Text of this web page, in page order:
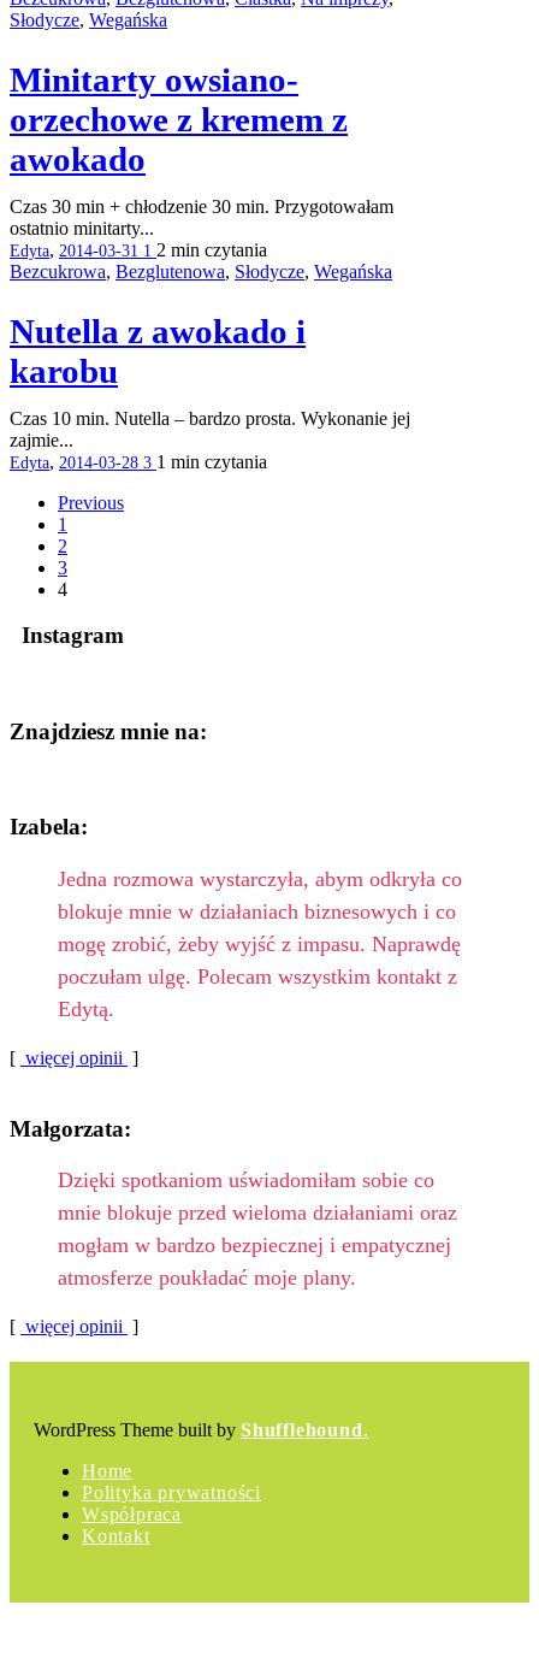
Słodycze, Wegańska
Minitarty owsiano-
orzechowe z kremem z
awokado
Czas 30 min + chłodzenie 30 min. Przygotowałam
ostatnio minitarty...
Edyta, 2014-03-31 1 2 min czytania
Bezcukrowa, Bezglutenowa, Słodycze, Wegańska
Nutella z awokado i
karobu
Czas 10 min. Nutella – bardzo prosta. Wykonanie jej
zajmie...
Edyta, 2014-03-28 3 1 min czytania
Previous
1
2
3
4
Instagram
Znajdziesz mnie na:
Izabela:
Jedna rozmowa wystarczyła, abym odkryła co
blokuje mnie w działaniach biznesowych i co
mogę zrobić, żeby wyjść z impasu. Naprawdę
poczułam ulgę. Polecam wszystkim kontakt z
Edytą.
[ więcej opinii ]
Małgorzata:
Dzięki spotkaniom uświadomiłam sobie co
mnie blokuje przed wieloma działaniami oraz
mogłam w bardzo bezpiecznej i empatycznej
atmosferze poukładać moje plany.
[ więcej opinii ]
WordPress Theme built by Shufflehound.
Home
Polityka prywatności
Współpraca
Kontakt